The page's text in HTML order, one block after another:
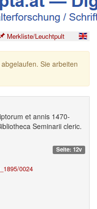
Merkliste/Leuchtpult
Sie arbeiten
et annis 1470-
Seminarii cleric.
Seite: 12v
0024